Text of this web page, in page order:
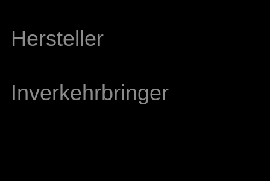
Hersteller
Inverkehrbringer